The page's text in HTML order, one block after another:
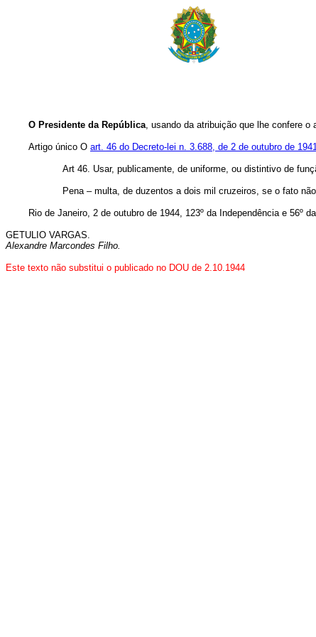
O Presidente da República, usando da atribuição que lhe confere o
Artigo único O art. 46 do Decreto-lei n. 3.688, de 2 de outubro de
Art 46. Usar, publicamente, de uniforme, ou distintivo de
Pena – multa, de duzentos a dois mil cruzeiros, se o fato
Rio de Janeiro, 2 de outubro de 1944, 123º da Independência e 56º
GETULIO VARGAS.
Alexandre Marcondes Filho.
Este texto não substitui o publicado no DOU de 2.10.1944